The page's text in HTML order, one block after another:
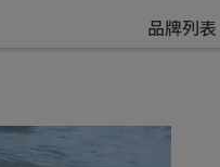
品牌列表